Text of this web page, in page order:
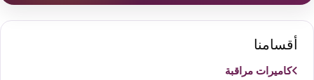
أقسامنا
كاميرات مراقبة